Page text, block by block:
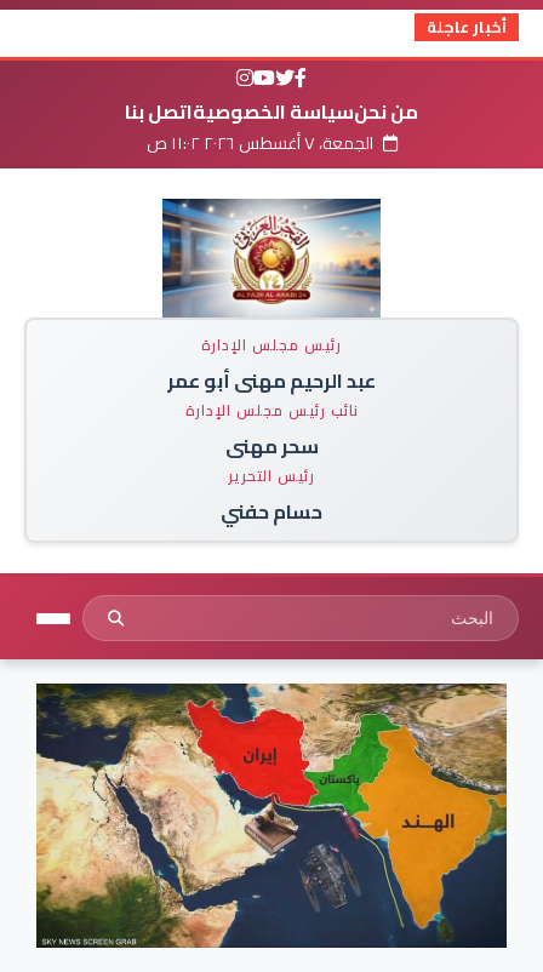
أخبار عاجلة
من نحنسياسة الخصوصيةاتصل بنا
الجمعة، ٧ أغسطس ٢٠٢٦ ١١:٠٢ ص
رئيس مجلس الإدارة
عبد الرحيم مهنى أبو عمر
نائب رئيس مجلس الإدارة
سحر مهنى
رئيس التحرير
حسام حفني